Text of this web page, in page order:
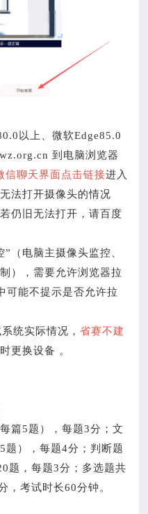
以上、微软Edge85.0
到电脑浏览器
信聊天界面点击链接进入
法打开摄像头的情况
仍旧无法打开，请百度
（电脑主摄像头监控、
），需要允许浏览器拉
可能不提示是否允许拉
统实际情况， 省赛不建
更换设备 。
篇5题），每题3分；文
题），每题4分；判断题
题，每题3分；多选题共
，考试时长60分钟。